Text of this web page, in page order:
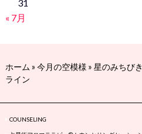
31
« 7月
ホーム » 今月の空模様 » 星のみちびき
ライン
COUNSELING